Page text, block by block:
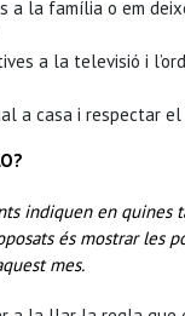
a la família o em
a la televisió i
a casa i respectar
indiquen en quines
és mostrar
mes.